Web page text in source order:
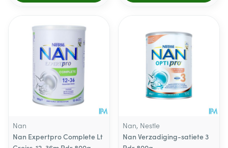
Nan
Nan Expertpro Complete Lt
Nan, Nestle
Nan Verzadiging-satiete 3